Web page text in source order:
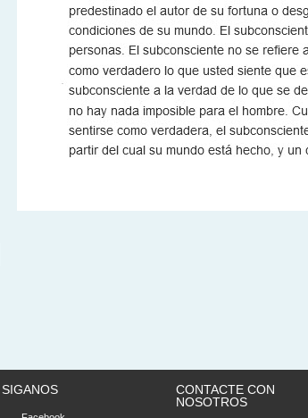
SIGANOS
CONTACTE CON
NOSOTROS